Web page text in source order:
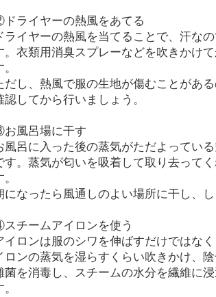
ライヤーの熱風をあてる
ライヤーの熱風を当てることで、汗な
。衣類用消臭スプレーなどを吹きかけ
だし、熱風で服の生地が傷むことがあ
認してから行いましょう。
風呂場に干す
風呂に入った後の蒸気がただよってい
す。蒸気が匂いを吸着して取り去って
になったら風通しのよい場所に干し、
チームアイロンを使う
イロンは服のシワを伸ばすだけではな
ロンの蒸気を湿らすくらい吹きかけ、
菌を消毒し、スチームの水分を繊維に